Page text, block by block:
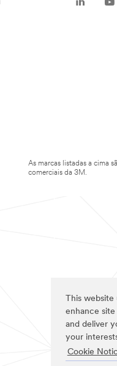
This
enhance site
and deliver
your
Cookie
As marcas listadas a cima
comerciais da 3M.